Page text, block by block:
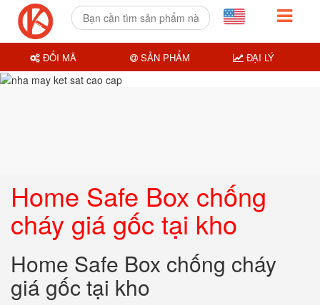
Home Safe Box chống
cháy giá gốc tại kho
Home Safe Box chống cháy
giá gốc tại kho
ĐỔI MÃ SẢN PHẨM ĐẠI LÝ